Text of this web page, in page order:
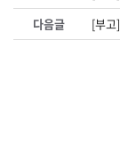
다음글
[부고